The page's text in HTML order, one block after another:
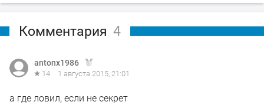
Комментария 4
antonx1986
14 1 августа 2015, 21:01
а где ловил, если не секрет